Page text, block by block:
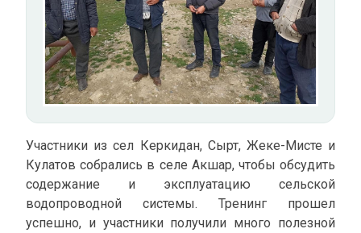
Участники из сел Керкидан, Сырт, Жеке-Мисте и
Кулатов собрались в селе Акшар, чтобы обсудить
содержание и эксплуатацию сельской
водопроводной системы. Тренинг прошел
успешно, и участники получили много полезной